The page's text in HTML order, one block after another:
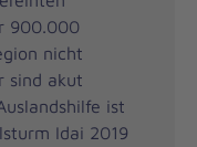
900.000
nicht
sind akut
ist
Idai 2019